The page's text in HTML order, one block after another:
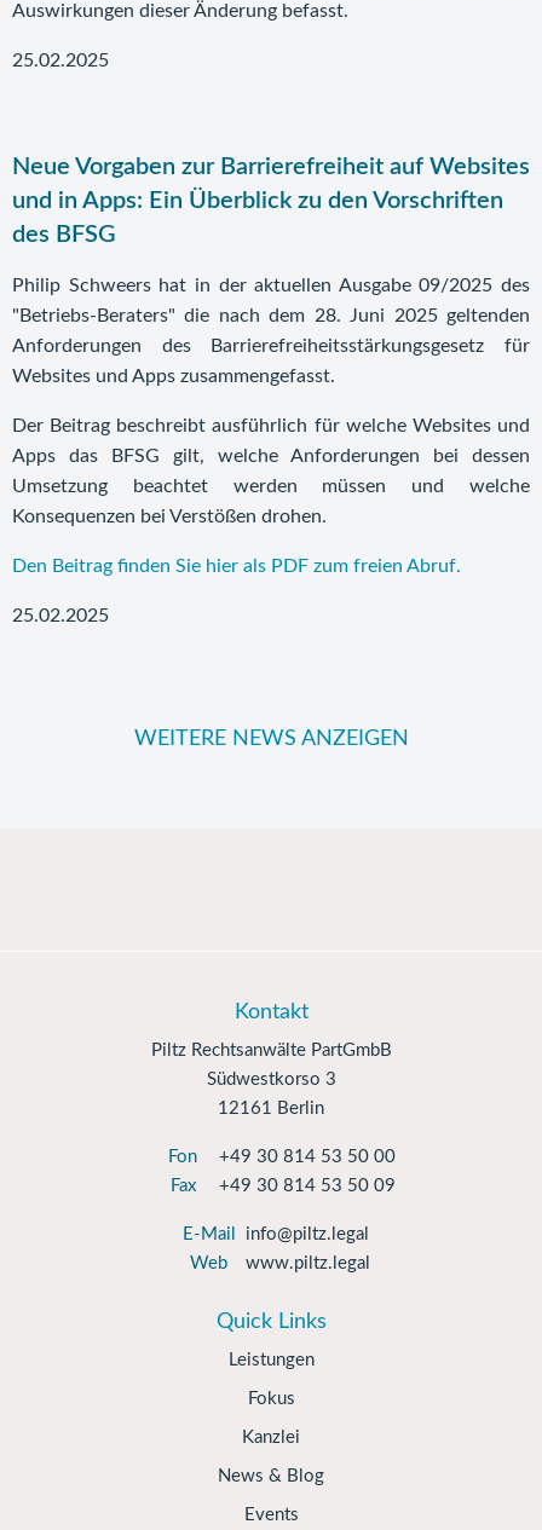
Auswirkungen dieser Änderung befasst.
25.02.2025
Neue Vorgaben zur Barrierefreiheit auf Websites
und in Apps: Ein Überblick zu den Vorschriften
des BFSG
Philip Schweers hat in der aktuellen Ausgabe 09/2025 des
"Betriebs-Beraters" die nach dem 28. Juni 2025 geltenden
Anforderungen des Barrierefreiheitsstärkungsgesetz für
Websites und Apps zusammengefasst.
Der Beitrag beschreibt ausführlich für welche Websites und
Apps das BFSG gilt, welche Anforderungen bei dessen
Umsetzung beachtet werden müssen und welche
Konsequenzen bei Verstößen drohen.
Den Beitrag finden Sie hier als PDF zum freien Abruf.
25.02.2025
WEITERE NEWS ANZEIGEN
Kontakt
Piltz Rechtsanwälte PartGmbB
Südwestkorso 3
12161 Berlin
Fon
+49 30 814 53 50 00
Fax
+49 30 814 53 50 09
E-Mail
info@piltz.legal
Web
www.piltz.legal
Quick Links
Leistungen
Fokus
Kanzlei
News & Blog
Events